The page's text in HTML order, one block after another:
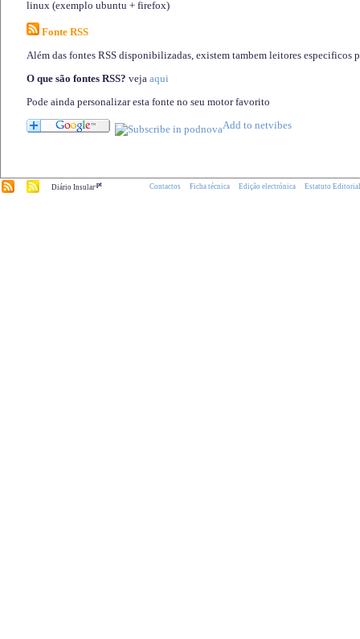
linux (exemplo ubuntu + firefox)
Fonte RSS
Além das fontes RSS disponibilizadas, existem tambem leitores especificos
O que são fontes RSS? veja aqui
Pode ainda personalizar esta fonte no seu motor favorito
Diário Insular.pt Contactos Ficha técnica Edição electrónica Estatuto Editorial